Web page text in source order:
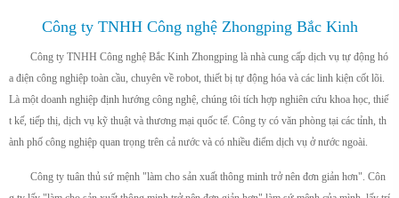
Công ty TNHH Công nghệ Zhongping Bắc Kinh
Công ty TNHH Công nghệ Bắc Kinh Zhongping là nhà cung cấp dịch vụ tự động hó
a điện công nghiệp toàn cầu, chuyên về robot, thiết bị tự động hóa và các linh kiện cốt lõi.
Là một doanh nghiệp định hướng công nghệ, chúng tôi tích hợp nghiên cứu khoa học, thiế
t kế, tiếp thị, dịch vụ kỹ thuật và thương mại quốc tế. Công ty có văn phòng tại các tỉnh, th
ành phố công nghiệp quan trọng trên cả nước và có nhiều điểm dịch vụ ở nước ngoài.
Công ty tuân thủ sứ mệnh "làm cho sản xuất thông minh trở nên đơn giản hơn". Côn